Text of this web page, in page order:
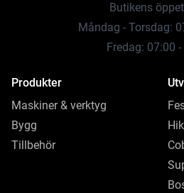
Butikens
Måndag - Torsdag:
Fredag: 07:00
Produkter
Maskiner & verktyg
Bygg
Tillbehör